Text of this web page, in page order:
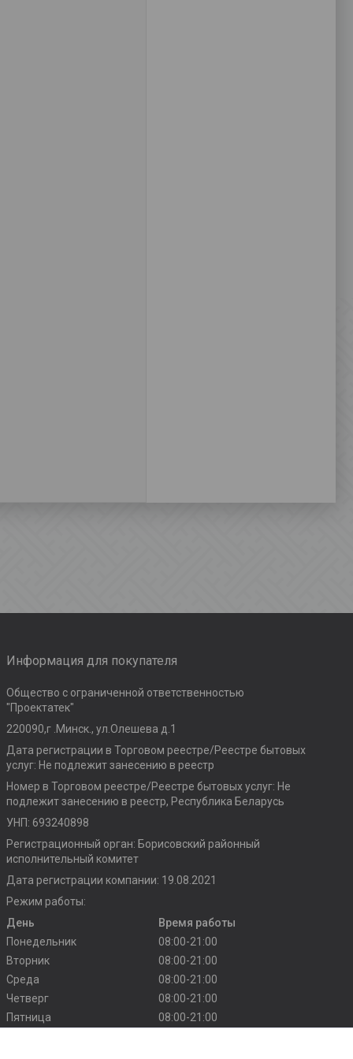
Информация для покупателя
Общество с ограниченной ответственностью
"Проектатек"
220090,г .Минск., ул.Олешева д.1
Дата регистрации в Торговом реестре/Реестре бытовых
услуг: Не подлежит занесению в реестр
Номер в Торговом реестре/Реестре бытовых услуг: Не
подлежит занесению в реестр, Республика Беларусь
УНП: 693240898
Регистрационный орган: Борисовский районный
исполнительный комитет
Дата регистрации компании: 19.08.2021
Режим работы:
День
Время работы
Понедельник
08:00-21:00
Вторник
08:00-21:00
Среда
08:00-21:00
Четверг
08:00-21:00
Пятница
08:00-21:00